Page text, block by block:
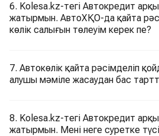
6. Kolesa.kz-тегі Автокредит
жатырмын. АвтоХҚО-да қайта
көлік салығын төлеуім керек пе?
7. Автокөлік қайта рәсімделіп
алушы мәміле жасаудан бас
8. Kolesa.kz-тегі Автокредит
жатырмын. Мені неге суретке